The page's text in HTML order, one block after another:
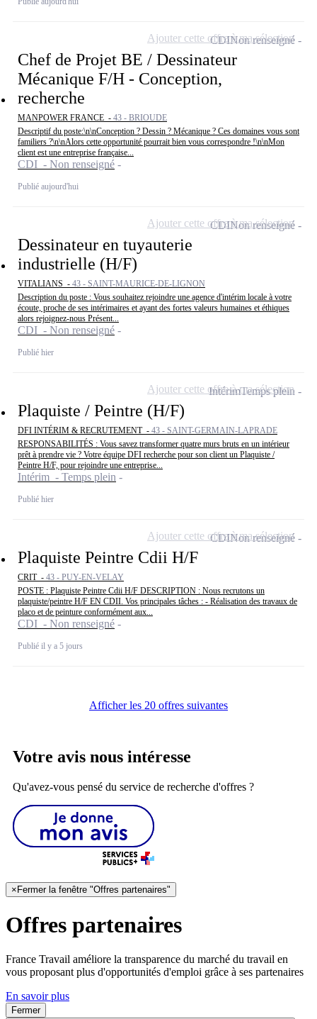
Chef de Projet BE / Dessinateur
Mécanique F/H - Conception,
recherche
MANPOWER FRANCE - 43 - BRIOUDE
Descriptif du poste:\n\nConception ? Dessin ? Mécanique ? Ces domaines vous sont
familiers ?\n\nAlors cette opportunité pourrait bien vous correspondre !\n\nMon
client est une entreprise française...
CDI - Non renseigné
Publié aujourd'hui
CDINon renseigné
Ajouter cette offre à ma sélection
Dessinateur en tuyauterie
industrielle (H/F)
VITALIANS - 43 - SAINT-MAURICE-DE-LIGNON
Description du poste : Vous souhaitez rejoindre une agence d'intérim locale à votre
écoute, proche de ses intérimaires et ayant des fortes valeurs humaines et éthiques
alors rejoignez-nous Présent...
CDI - Non renseigné
Publié hier
CDINon renseigné
Ajouter cette offre à ma sélection
Plaquiste / Peintre (H/F)
DFI INTÉRIM & RECRUTEMENT - 43 - SAINT-GERMAIN-LAPRADE
RESPONSABILITÉS : Vous savez transformer quatre murs bruts en un intérieur
prêt à prendre vie ? Votre équipe DFI recherche pour son client un Plaquiste /
Peintre H/F, pour rejoindre une entreprise...
Intérim - Temps plein
Publié hier
IntérimTemps plein
Ajouter cette offre à ma sélection
Plaquiste Peintre Cdii H/F
CRIT - 43 - PUY-EN-VELAY
POSTE : Plaquiste Peintre Cdii H/F DESCRIPTION : Nous recrutons un
plaquiste/peintre H/F EN CDII. Vos principales tâches : - Réalisation des travaux de
placo et de peinture conformément aux...
CDI - Non renseigné
Publié il y a 5 jours
CDINon renseigné
Ajouter cette offre à ma sélection
Afficher les 20 offres suivantes
Votre avis nous intéresse
Qu'avez-vous pensé du service de recherche d'offres ?
×Fermer la fenêtre "Offres partenaires"
Offres partenaires
France Travail améliore la transparence du marché du travail en
vous proposant plus d'opportunités d'emploi grâce à ses partenaires
En savoir plus
Fermer